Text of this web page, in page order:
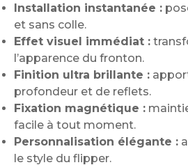
Installation instantanée :
et sans colle.
Effet visuel immédiat :
l’apparence du fronton.
Finition ultra brillante :
profondeur et de reflets.
Fixation magnétique :
facile à tout moment.
Personnalisation élégante :
le style du flipper.